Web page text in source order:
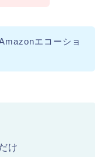
エコーショ
け